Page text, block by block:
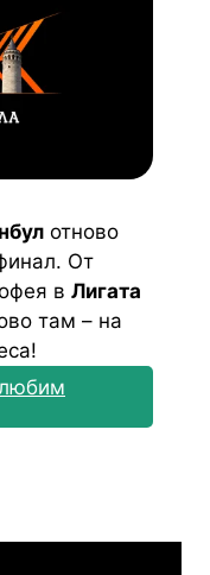
отново
От
в Лигата
там – на